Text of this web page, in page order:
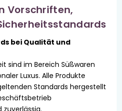
Vorschriften,
bei Qualität und
sind im Bereich Süßwaren
Luxus. Alle Produkte
Standards hergestellt